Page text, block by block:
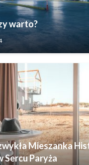
warto?
Mieszanka
Sercu Paryża